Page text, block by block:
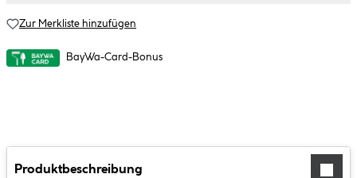
Zur Merkliste hinzufügen
BayWa-Card-Bonus
Produktbeschreibung